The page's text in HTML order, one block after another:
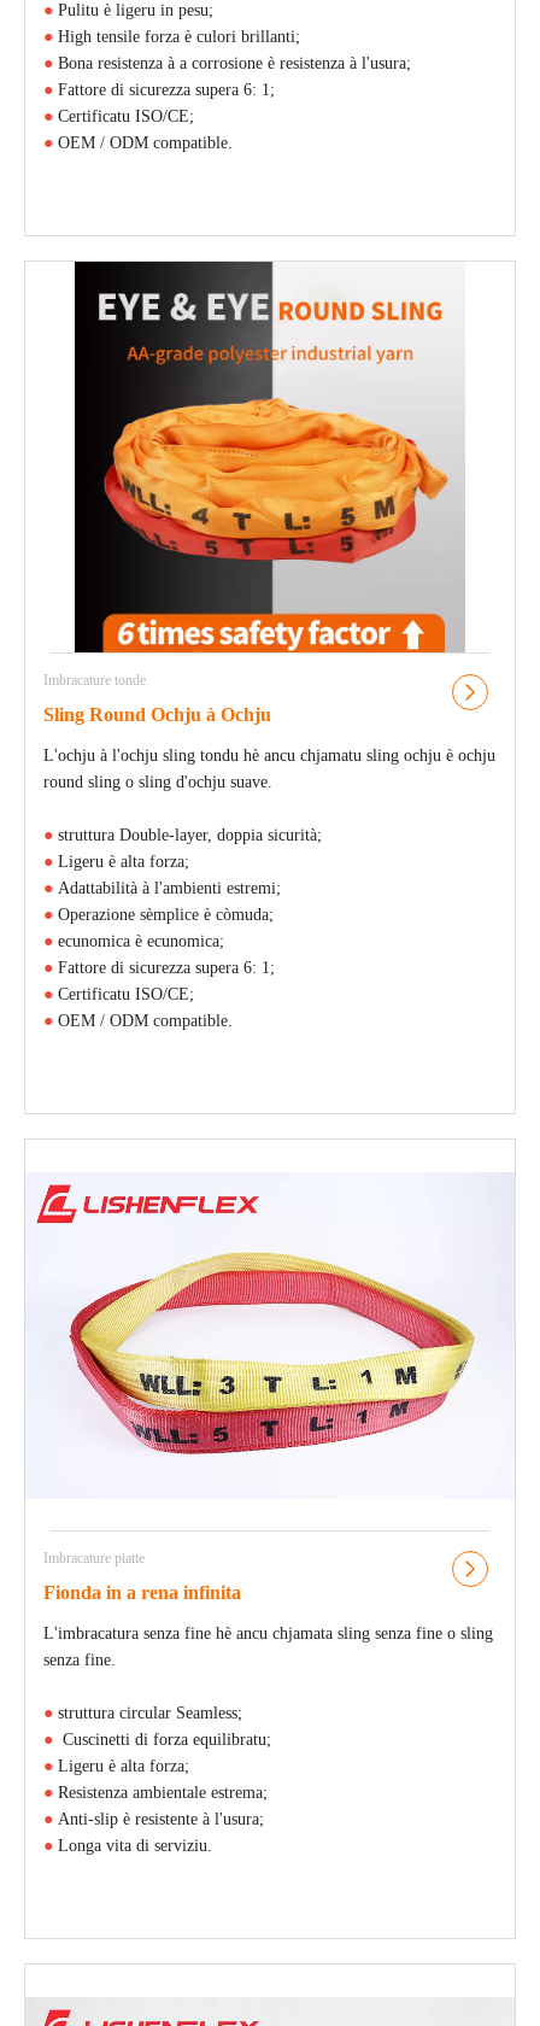
● Pulitu è ​​ligeru in pesu;
● High tensile forza è culori brillanti;
● Bona resistenza à a corrosione è resistenza à l'usura;
● Fattore di sicurezza supera 6: 1;
● Certificatu ISO/CE;
● OEM / ODM compatible.
Imbracature tonde
Sling Round Ochju à Ochju
L'ochju à l'ochju sling tondu hè ancu chjamatu sling ochju è ochju
round sling o sling d'ochju suave.
● struttura Double-layer, doppia sicurità;
● Ligeru è alta forza;
● Adattabilità à l'ambienti estremi;
● Operazione sèmplice è còmuda;
● ecunomica è ecunomica;
● Fattore di sicurezza supera 6: 1;
● Certificatu ISO/CE;
● OEM / ODM compatible.
Imbracature piatte
Fionda in a rena infinita
L'imbracatura senza fine hè ancu chjamata sling senza fine o sling
senza fine.
● struttura circular Seamless;
● Cuscinetti di forza equilibratu;
● Ligeru è alta forza;
● Resistenza ambientale estrema;
● Anti-slip è resistente à l'usura;
● Longa vita di serviziu.